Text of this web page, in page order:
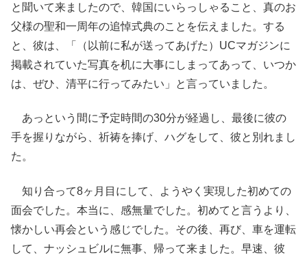
と聞いて来ましたので、韓国にいらっしゃること、真のお
父様の聖和一周年の追悼式典のことを伝えました。する
と、彼は、「（以前に私が送ってあげた）UCマガジンに
掲載されていた写真を机に大事にしまってあって、いつか
は、ぜひ、清平に行ってみたい」と言っていました。
あっという間に予定時間の30分が経過し、最後に彼の
手を握りながら、祈祷を捧げ、ハグをして、彼と別れまし
た。
知り合って8ヶ月目にして、ようやく実現した初めての
面会でした。本当に、感無量でした。初めてと言うより、
懐かしい再会という感じでした。その後、再び、車を運転
して、ナッシュビルに無事、帰って来ました。早速、彼